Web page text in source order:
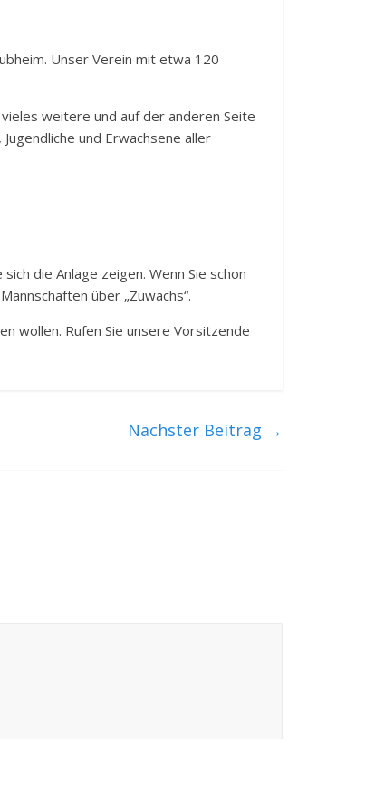
Unser Verein mit etwa 120
weitere und auf der anderen Seite
und Erwachsene aller
die Anlage zeigen. Wenn Sie schon
über „Zuwachs“.
wollen. Rufen Sie unsere Vorsitzende
Nächster Beitrag →